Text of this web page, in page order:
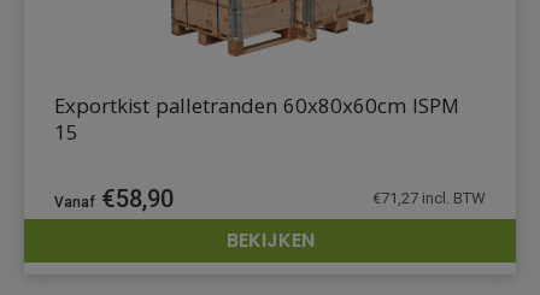
DETAILS
Exportkist palletranden 60x80x60cm ISPM
15
€58,90 €71,27 incl. BTW
BEKIJKEN